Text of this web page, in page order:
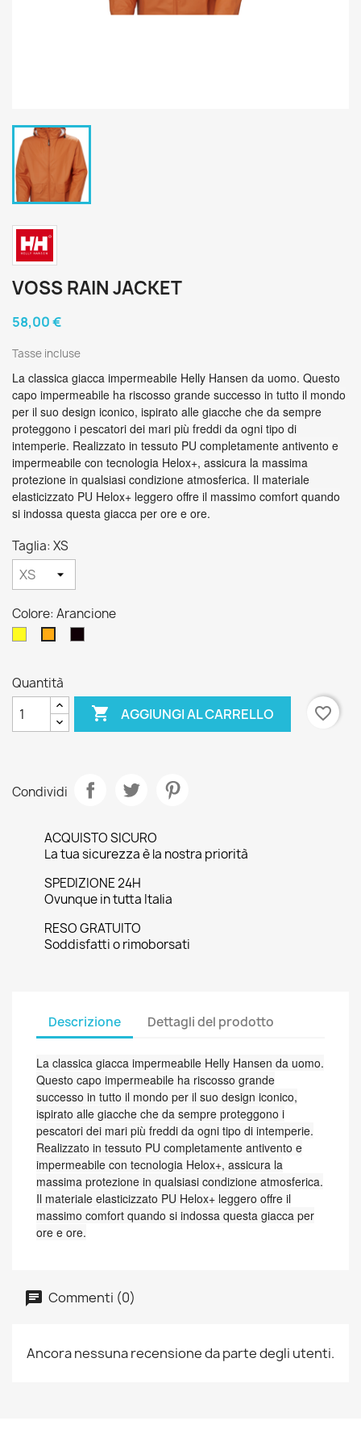
VOSS RAIN JACKET
58,00 €
Tasse incluse
La classica giacca impermeabile Helly Hansen da uomo. Questo
capo impermeabile ha riscosso grande successo in tutto il mondo
per il suo design iconico, ispirato alle giacche che da sempre
proteggono i pescatori dei mari più freddi da ogni tipo di
intemperie. Realizzato in tessuto PU completamente antivento e
impermeabile con tecnologia Helox+, assicura la massima
protezione in qualsiasi condizione atmosferica. Il materiale
elasticizzato PU Helox+ leggero offre il massimo comfort quando
si indossa questa giacca per ore e ore.
Taglia: XS
Colore: Arancione
Quantità
 AGGIUNGI AL CARRELLO favorite_border
Condividi
ACQUISTO SICURO
La tua sicurezza è la nostra priorità
SPEDIZIONE 24H
Ovunque in tutta Italia
RESO GRATUITO
Soddisfatti o rimoborsati
Descrizione Dettagli del prodotto
La classica giacca impermeabile Helly Hansen da uomo.
Questo capo impermeabile ha riscosso grande
successo in tutto il mondo per il suo design iconico,
ispirato alle giacche che da sempre proteggono i
pescatori dei mari più freddi da ogni tipo di intemperie.
Realizzato in tessuto PU completamente antivento e
impermeabile con tecnologia Helox+, assicura la
massima protezione in qualsiasi condizione atmosferica.
Il materiale elasticizzato PU Helox+ leggero offre il
massimo comfort quando si indossa questa giacca per
ore e ore.
Commenti (0)
Ancora nessuna recensione da parte degli utenti.